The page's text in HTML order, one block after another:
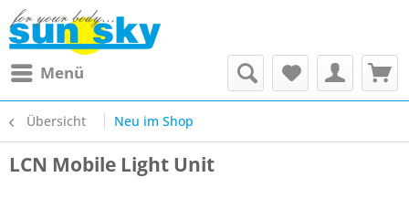
Menü
Übersicht Neu im Shop
LCN Mobile Light Unit